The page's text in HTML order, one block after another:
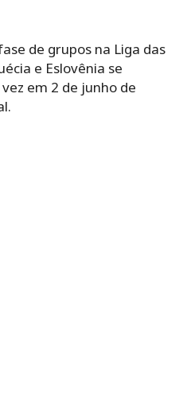
de grupos na Liga das
e Eslovênia se
em 2 de junho de